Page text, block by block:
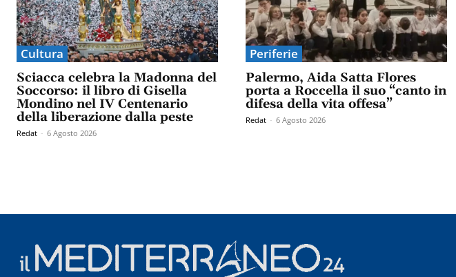
Cultura
Sciacca celebra la Madonna del
Soccorso: il libro di Gisella
Mondino nel IV Centenario
della liberazione dalla peste
Redat - 6 Agosto 2026
Periferie
Palermo, Aida Satta Flores
porta a Roccella il suo “canto in
difesa della vita offesa”
Redat - 6 Agosto 2026